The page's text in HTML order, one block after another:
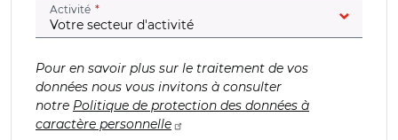
Activité (champ obligatoire)
Pour en savoir plus sur le traitement de vos
données nous vous invitons à consulter
notre Politique de protection des données à
caractère personnelle